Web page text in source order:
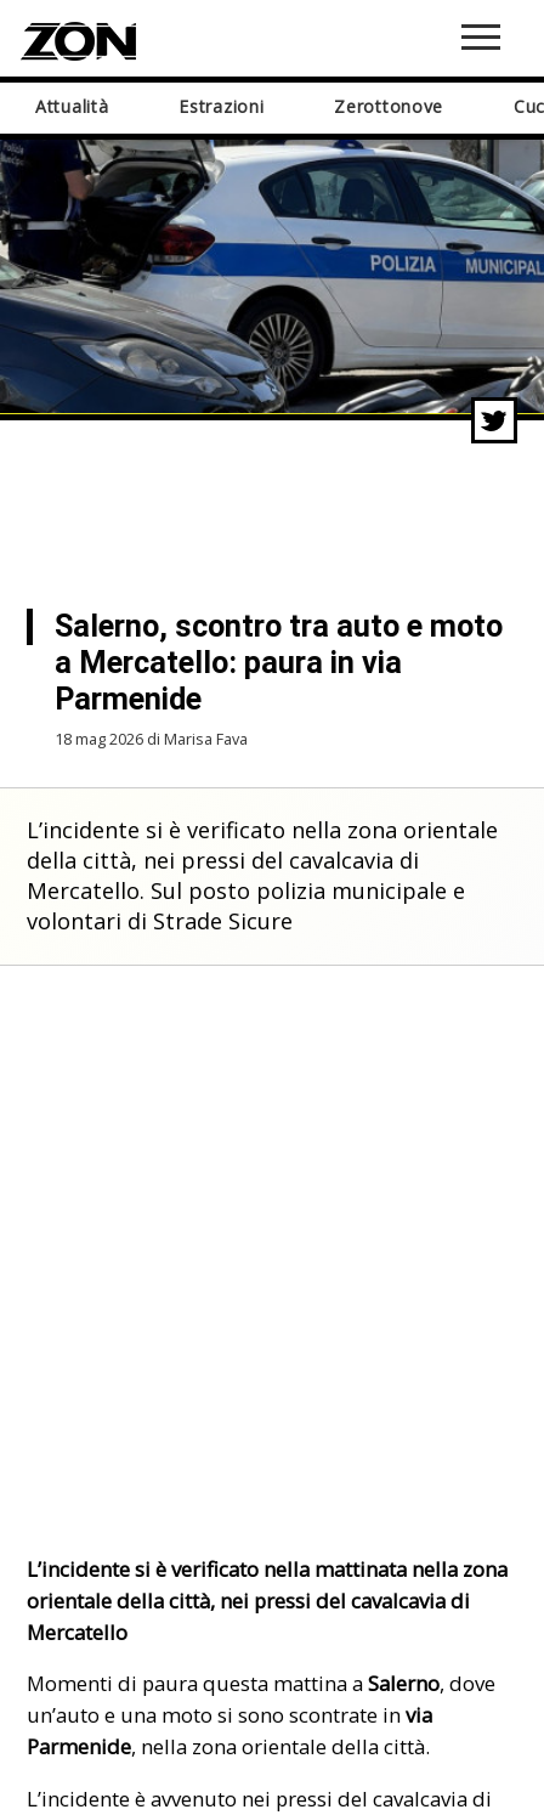
Attualità Estrazioni Zerottonove
Salerno, scontro tra auto e moto
a Mercatello: paura in via
Parmenide
18 mag 2026 di Marisa Fava
L’incidente si è verificato nella zona orientale
della città, nei pressi del cavalcavia di
Mercatello. Sul posto polizia municipale e
volontari di Strade Sicure
L’incidente si è verificato nella mattinata nella zona
orientale della città, nei pressi del cavalcavia di
Mercatello
Momenti di paura questa mattina aSalerno, dove
un’auto e una moto si sono scontrate invia
Parmenide, nella zona orientale della città.
L’incidente è avvenuto nei pressi del cavalcavia di